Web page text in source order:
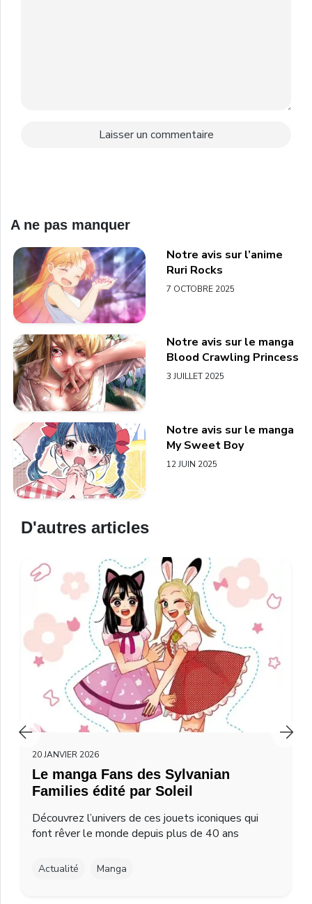
A ne pas manquer
Notre avis sur l’anime
Ruri Rocks
7 OCTOBRE 2025
Notre avis sur le manga
Blood Crawling Princess
3 JUILLET 2025
Notre avis sur le manga
My Sweet Boy
12 JUIN 2025
D'autres articles
20 JANVIER 2026
Le manga Fans des Sylvanian
Families édité par Soleil
Découvrez l’univers de ces jouets iconiques qui
font rêver le monde depuis plus de 40 ans
Actualité Manga